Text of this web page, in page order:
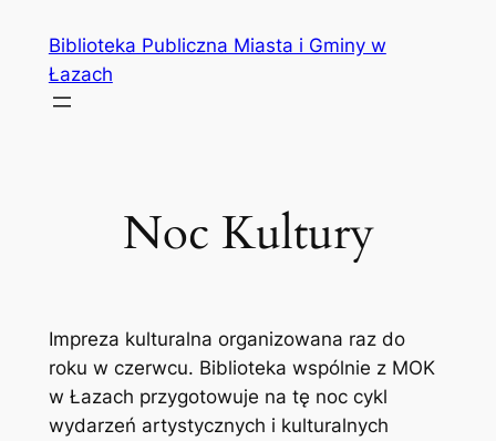
treści
Biblioteka Publiczna Miasta i Gminy w
Łazach
Noc Kultury
Impreza kulturalna organizowana raz do
roku w czerwcu. Biblioteka wspólnie z MOK
w Łazach przygotowuje na tę noc cykl
wydarzeń artystycznych i kulturalnych